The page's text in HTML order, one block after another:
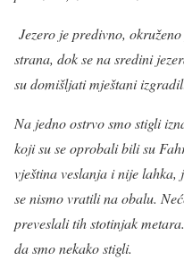
Jezero je predivno,
strana, dok se na sredini
su domišljati mještani
Na jedno ostrvo smo stigli
koji su se oprobali bili su
vještina veslanja i nije lahka,
se nismo vratili na obalu.
preveslali tih stotinjak
da smo nekako stigli.